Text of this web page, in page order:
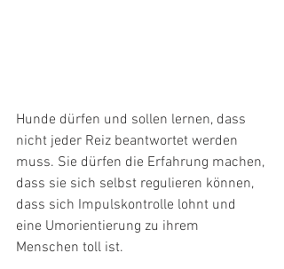
Hunde dürfen und sollen lernen, dass
nicht jeder Reiz beantwortet werden
muss. Sie dürfen die Erfahrung machen,
dass sie sich selbst regulieren können,
dass sich Impulskontrolle lohnt und
eine Umorientierung zu ihrem
Menschen toll ist.